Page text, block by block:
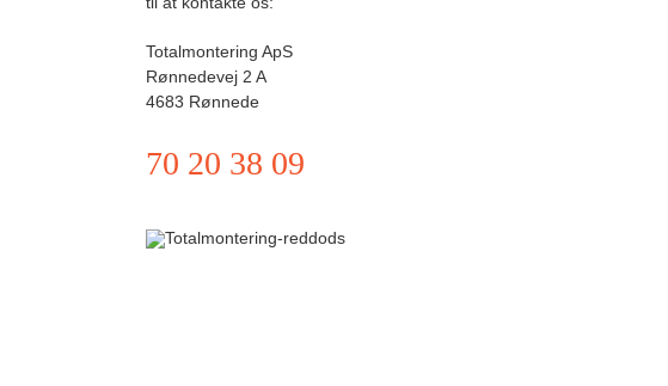
Totalmontering ApS
Rønnedevej 2 A
4683 Rønnede
70 20 38 09